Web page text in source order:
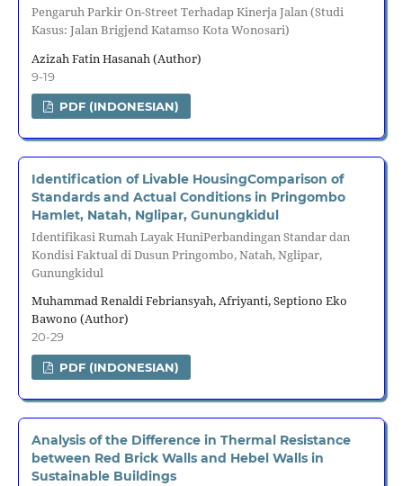
Pengaruh Parkir On-Street Terhadap Kinerja Jalan (Studi
Kasus: Jalan Brigjend Katamso Kota Wonosari)
Azizah Fatin Hasanah (Author)
9-19
PDF (INDONESIAN)
Identification of Livable HousingComparison of
Standards and Actual Conditions in Pringombo
Hamlet, Natah, Nglipar, Gunungkidul
Identifikasi Rumah Layak HuniPerbandingan Standar dan
Kondisi Faktual di Dusun Pringombo, Natah, Nglipar,
Gunungkidul
Muhammad Renaldi Febriansyah, Afriyanti, Septiono Eko
Bawono (Author)
20-29
PDF (INDONESIAN)
Analysis of the Difference in Thermal Resistance
between Red Brick Walls and Hebel Walls in
Sustainable Buildings